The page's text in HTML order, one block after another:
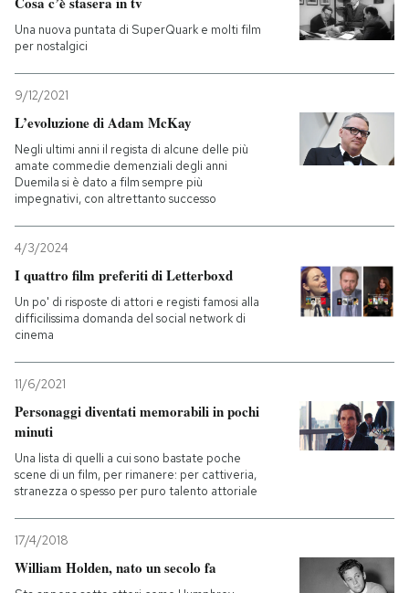
Una nuova puntata di SuperQuark e molti film
per nostalgici
9/12/2021
L’evoluzione di Adam McKay
Negli ultimi anni il regista di alcune delle più
amate commedie demenziali degli anni
Duemila si è dato a film sempre più
impegnativi, con altrettanto successo
4/3/2024
I quattro film preferiti di Letterboxd
Un po' di risposte di attori e registi famosi alla
difficilissima domanda del social network di
cinema
11/6/2021
Personaggi diventati memorabili in pochi
minuti
Una lista di quelli a cui sono bastate poche
scene di un film, per rimanere: per cattiveria,
stranezza o spesso per puro talento attoriale
17/4/2018
William Holden, nato un secolo fa